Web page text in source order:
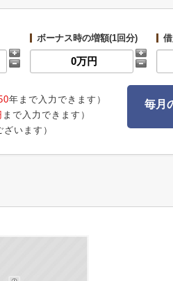
ボーナス時の増額(1回分)
年まで入力できます）
まで入力できます）
います）
毎月